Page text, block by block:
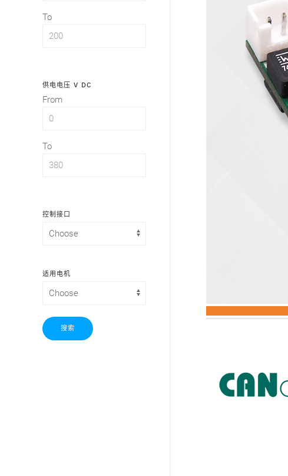
To
供电电压 V DC
From
To
控制接口
适用电机
搜索